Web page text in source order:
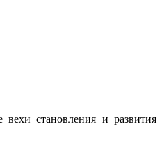
становления и развития